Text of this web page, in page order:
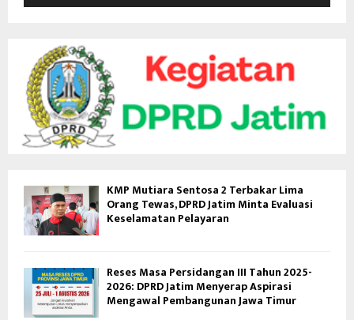
e
KMP Mutiara Sentosa 2 Terbakar Lima
Orang Tewas, DPRD Jatim Minta Evaluasi
Keselamatan Pelayaran
Reses Masa Persidangan III Tahun 2025-
2026: DPRD Jatim Menyerap Aspirasi
Mengawal Pembangunan Jawa Timur